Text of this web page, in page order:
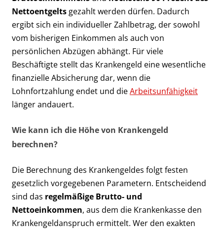
Nettoentgelts gezahlt werden dürfen. Dadurch
ergibt sich ein individueller Zahlbetrag, der sowohl
vom bisherigen Einkommen als auch von
persönlichen Abzügen abhängt. Für viele
Beschäftigte stellt das Krankengeld eine wesentliche
finanzielle Absicherung dar, wenn die
Lohnfortzahlung endet und dieArbeitsunfähigkeit
länger andauert.
Wie kann ich die Höhe von Krankengeld
berechnen?
Die Berechnung des Krankengeldes folgt festen
gesetzlich vorgegebenen Parametern. Entscheidend
sind das regelmäßige Brutto- und
Nettoeinkommen, aus dem die Krankenkasse den
Krankengeldanspruch ermittelt. Wer den exakten